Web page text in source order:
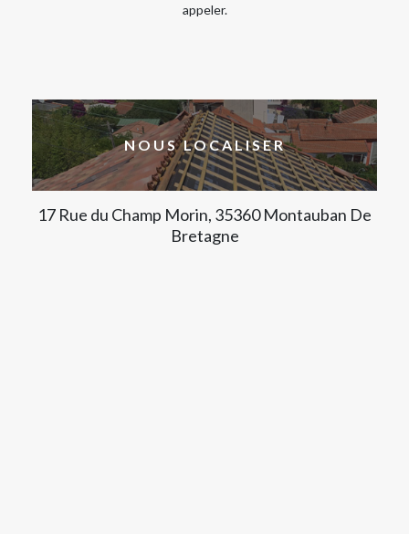
appeler.
NOUS LOCALISER
17 Rue du Champ Morin, 35360 Montauban De
Bretagne